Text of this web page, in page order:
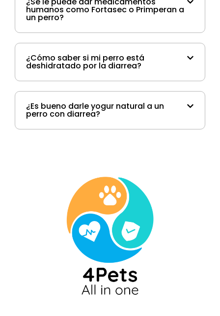
humanos como Fortasec o Primperan a
un perro?
¿Cómo saber si mi perro está
deshidratado por la diarrea?
¿Es bueno darle yogur natural a un
perro con diarrea?